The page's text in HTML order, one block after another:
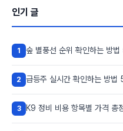
인기 글
1 숲 별풍선 순위 확인하는 방
2 급등주 실시간 확인하는 방법
3 K9 정비 비용 항목별 가격 총